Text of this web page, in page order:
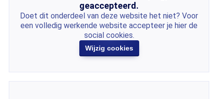
geaccepteerd.
Doet dit onderdeel van deze website het niet? Voor
een volledig werkende website accepteer je hier de
social cookies.
Wijzig cookies